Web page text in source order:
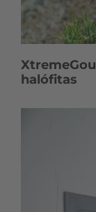
halófitas